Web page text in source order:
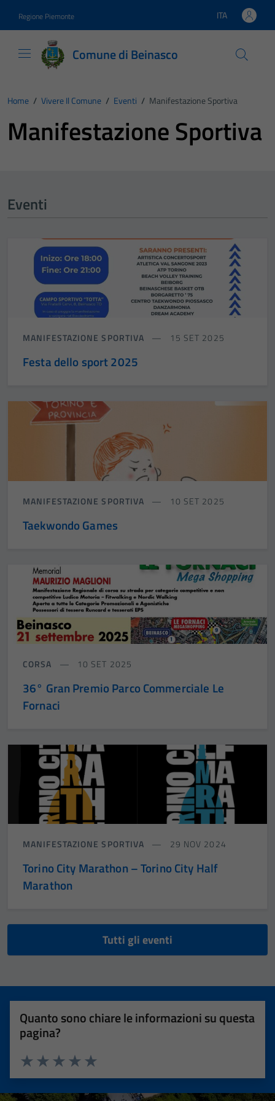
Regione Piemonte Lingua attiva:
ITA
Comune di Beinasco
Home / Vivere Il Comune / Eventi / Manifestazione Sportiva
Manifestazione Sportiva
Eventi
MANIFESTAZIONE SPORTIVA 15 SET 2025
Festa dello sport 2025
MANIFESTAZIONE SPORTIVA 10 SET 2025
Taekwondo Games
CORSA 10 SET 2025
36° Gran Premio Parco Commerciale Le
Fornaci
MANIFESTAZIONE SPORTIVA 29 NOV 2024
Torino City Marathon – Torino City Half
Marathon
Tutti gli eventi
Quanto sono chiare le informazioni su questa
pagina?
Valuta 5 stelle su 5
Valuta 4 stelle su 5
Valuta 3 stelle su 5
Valuta 2 stelle su 5
Valuta 1 stelle su 5